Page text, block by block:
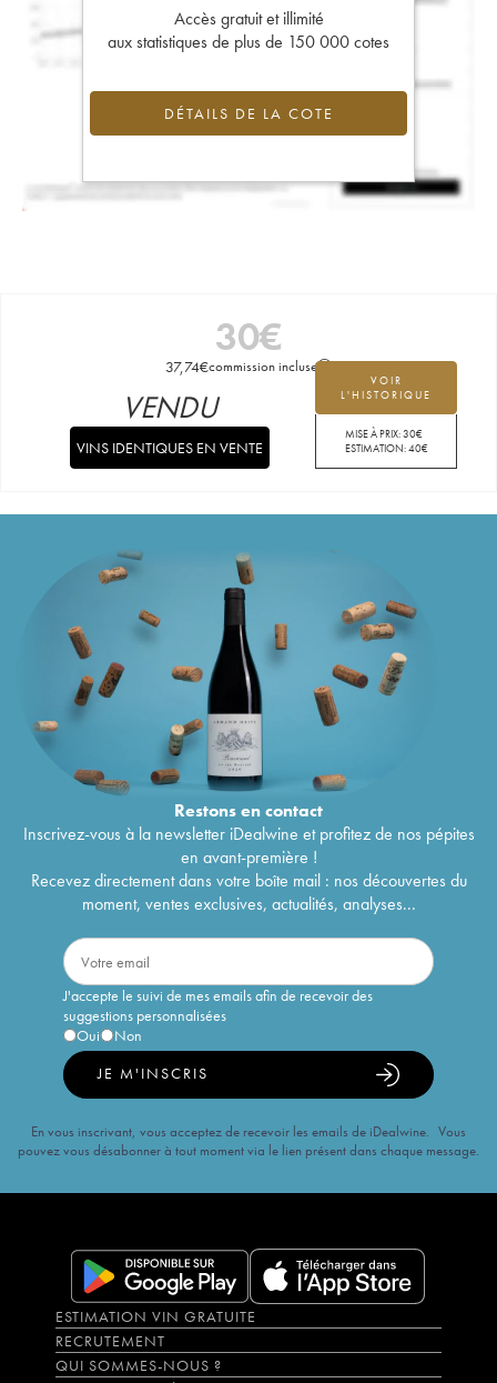
Accès gratuit et illimité
aux statistiques de plus de 150 000 cotes
DÉTAILS DE LA COTE
30€
37,74€commission incluse
VOIR
L'HISTORIQUE
MISE À PRIX:30€
ESTIMATION:40€
VENDU
VINS IDENTIQUES EN VENTE
Restons encontact
Inscrivez-vous à la newsletter iDealwine et profitez de nos pépites
en avant-première !
Recevez directement dans votre boîte mail : nos découvertes du
moment, ventes exclusives, actualités, analyses...
J'accepte le suivi de mes emails afin de recevoir des
suggestions personnalisées
Oui
Non
JE M'INSCRIS
En vous inscrivant, vous acceptez de recevoir les emails de iDealwine. Vous
pouvez vous désabonner à tout moment via le lien présent dans chaque message.
ESTIMATION VIN GRATUITE
RECRUTEMENT
QUI SOMMES-NOUS ?